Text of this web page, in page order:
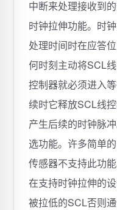
中断来处理接收到
时钟拉伸功能。时
处理时间时在应答
何时刻主动将SCL
控制器就必须进入
续时它释放SCL线
产生后续的时钟脉
选功能。许多简单
传感器不支持此功
在支持时钟拉伸的
被拉低的SCL否则